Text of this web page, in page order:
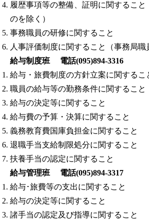
履歴事項等の整備、証明に関すること
のを除く）
事務職員の研修に関すること
人事評価制度に関すること（事務局職
給与制度班 電話(095)894-3316
給与・旅費制度の方針立案に関するこ
職員の給与等の勤務条件に関すること
給与の決定等に関すること
給与費の予算・決算に関すること
義務教育費国庫負担金に関すること
退職手当支給制限処分に関すること
扶養手当の認定に関すること
給与管理班 電話(095)894-3317
給与･旅費等の支出に関すること
給与の決定等に関すること
諸手当の認定及び指導に関すること